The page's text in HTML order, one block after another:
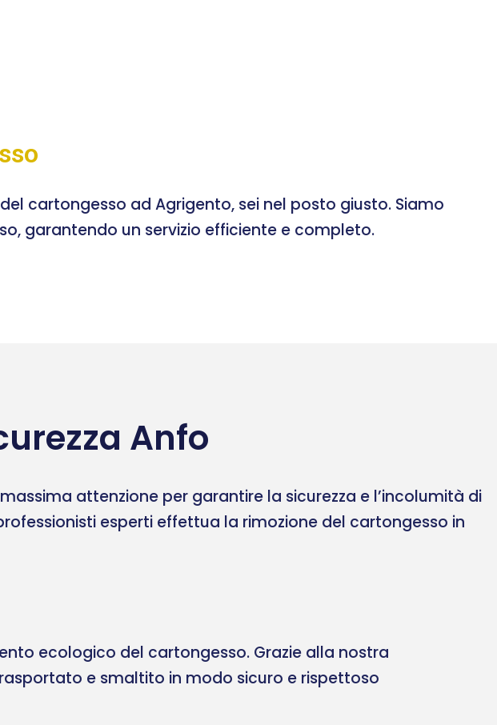
cartongesso ad Agrigento, sei nel posto giusto. Siamo
garantendo un servizio efficiente e completo.
Anfo
attenzione per garantire la sicurezza e l’incolumità di
esperti effettua la rimozione del cartongesso in
ecologico del cartongesso. Grazie alla nostra
e smaltito in modo sicuro e rispettoso